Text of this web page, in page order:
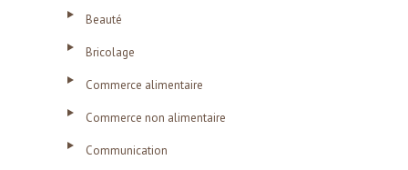
Beauté
Bricolage
Commerce alimentaire
Commerce non alimentaire
Communication